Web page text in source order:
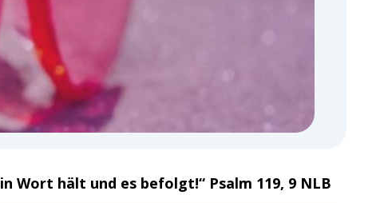
Wort hält und es befolgt!“ Psalm 119, 9 NLB